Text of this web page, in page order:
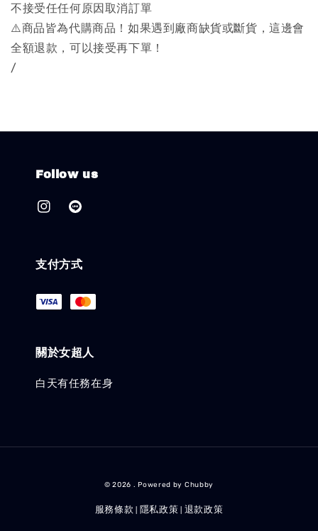
不接受任任何原因取消訂單
⚠️商品皆為代購商品！如果遇到廠商缺貨或斷貨，這邊會
全額退款，可以接受再下單！
/
Follow us
支付方式
關於女超人
白天有任務在身
© 2026 . Powered by Chubby
服務條款 隱私政策 退款政策